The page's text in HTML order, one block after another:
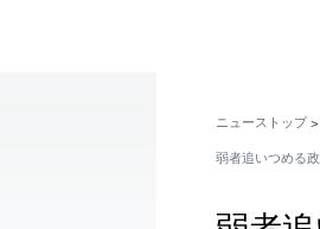
ニューストップ >
弱者追いつめる